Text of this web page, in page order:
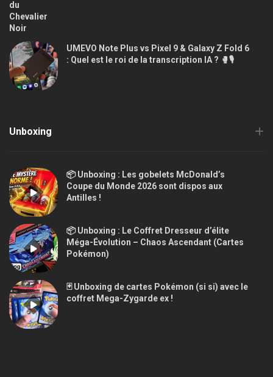
UMEVO Note Plus vs Pixel 9 & Galaxy Z Fold 6
: Quel est le roi de la transcription IA ? 🥊🎙️
Unboxing
📦 Unboxing : Les gobelets McDonald’s
Coupe du Monde 2026 sont dispos aux
Antilles !
📦 Unboxing : Le Coffret Dresseur d’élite
Méga-Évolution – Chaos Ascendant (Cartes
Pokémon)
🃏 Unboxing de cartes Pokémon (si si) avec le
coffret Mega-Zygarde ex !